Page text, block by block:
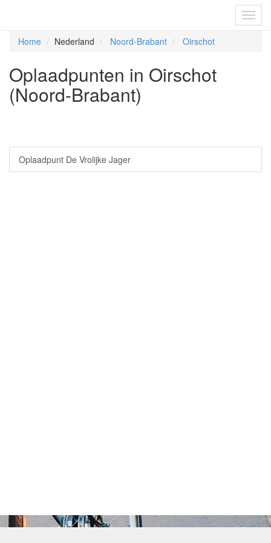
Home Nederland Noord-Brabant Oirschot
Oplaadpunten in Oirschot
(Noord-Brabant)
Oplaadpunt De Vrolijke Jager